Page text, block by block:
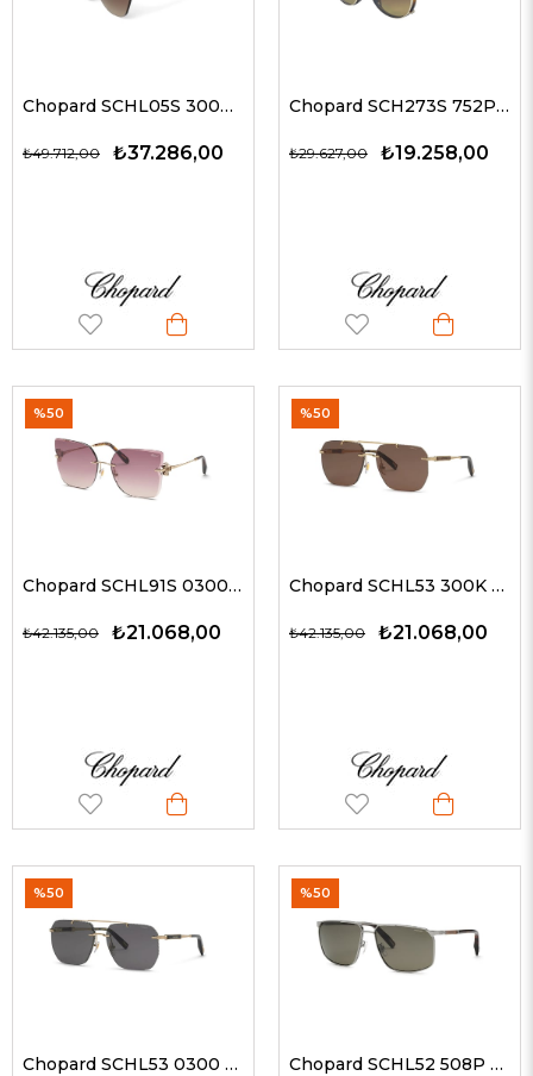
Chopard SCHL05S 300K 59 G Kadın Güneş Gözlükleri
₺37.286,00
₺49.712,00
Chopard SCH273S 752P 53-19 G Kadın Güneş Gözlükleri
₺19.258,00
₺29.627,00
Chopard SCHL91S 0300 62 G Kadın Güneş Gözlükleri
₺21.068,00
₺42.135,00
%50
Chopard SCHL53 300K 64 G Erkek Güneş Gözlükleri
₺21.068,00
₺42.135,00
%50
Chopard SCHL53 0300 61 G Erkek Güneş Gözlükleri
%50
Chopard SCHL52 508P 64 G Erkek Güneş Gözlükleri
%50